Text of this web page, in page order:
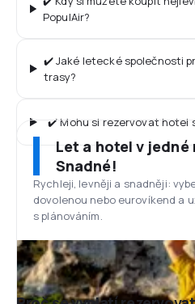
PopulAir?
✔️ Jaké letecké společnosti
trasy?
✔️ Mohu si rezervovat hotel
Let a hotel v jedné
Snadné!
Rychleji, levněji a snadněji:
dovolenou nebo eurovíkend a
s plánováním.